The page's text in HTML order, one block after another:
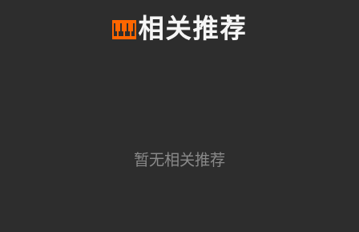
🎹相关推荐
暂无相关推荐